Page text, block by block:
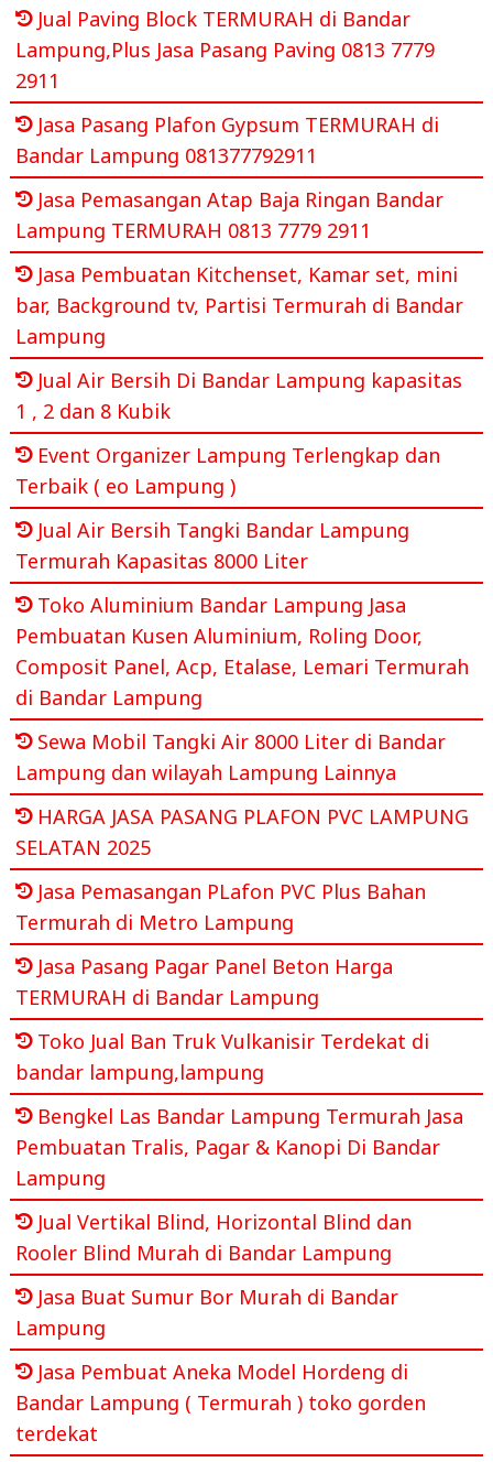
Jual Paving Block TERMURAH di Bandar
Lampung,Plus Jasa Pasang Paving 0813 7779
2911
Jasa Pasang Plafon Gypsum TERMURAH di
Bandar Lampung 081377792911
Jasa Pemasangan Atap Baja Ringan Bandar
Lampung TERMURAH 0813 7779 2911
Jasa Pembuatan Kitchenset, Kamar set, mini
bar, Background tv, Partisi Termurah di Bandar
Lampung
Jual Air Bersih Di Bandar Lampung kapasitas
1 , 2 dan 8 Kubik
Event Organizer Lampung Terlengkap dan
Terbaik ( eo Lampung )
Jual Air Bersih Tangki Bandar Lampung
Termurah Kapasitas 8000 Liter
Toko Aluminium Bandar Lampung Jasa
Pembuatan Kusen Aluminium, Roling Door,
Composit Panel, Acp, Etalase, Lemari Termurah
di Bandar Lampung
Sewa Mobil Tangki Air 8000 Liter di Bandar
Lampung dan wilayah Lampung Lainnya
HARGA JASA PASANG PLAFON PVC LAMPUNG
SELATAN 2025
Jasa Pemasangan PLafon PVC Plus Bahan
Termurah di Metro Lampung
Jasa Pasang Pagar Panel Beton Harga
TERMURAH di Bandar Lampung
Toko Jual Ban Truk Vulkanisir Terdekat di
bandar lampung,lampung
Bengkel Las Bandar Lampung Termurah Jasa
Pembuatan Tralis, Pagar & Kanopi Di Bandar
Lampung
Jual Vertikal Blind, Horizontal Blind dan
Rooler Blind Murah di Bandar Lampung
Jasa Buat Sumur Bor Murah di Bandar
Lampung
Jasa Pembuat Aneka Model Hordeng di
Bandar Lampung ( Termurah ) toko gorden
terdekat